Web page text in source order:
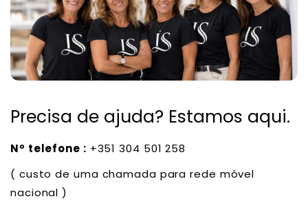
Precisa de ajuda? Estamos aqui.
Nº telefone : +351 304 501 258
( custo de uma chamada para rede móvel
nacional )